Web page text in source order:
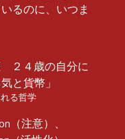
るのに、いつま
２４歳の自分に
と貨幣」
る哲学
（注意）、